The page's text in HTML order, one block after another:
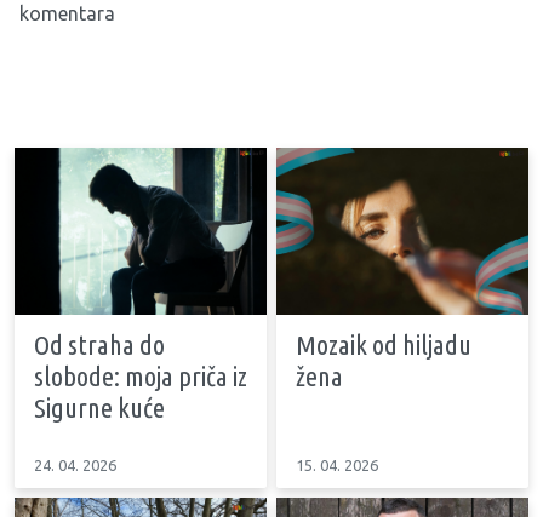
komentara
Od straha do
slobode: moja priča iz
Sigurne kuće
24. 04. 2026
Mozaik od hiljadu
žena
15. 04. 2026